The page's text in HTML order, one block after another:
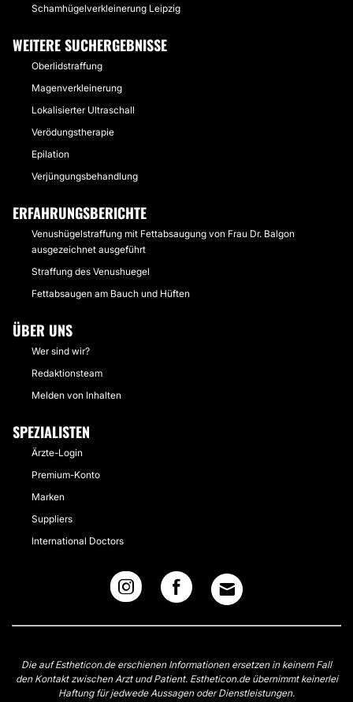
Schamhügelverkleinerung Leipzig
WEITERE SUCHERGEBNISSE
Oberlidstraffung
Magenverkleinerung
Lokalisierter Ultraschall
Verödungstherapie
Epilation
Verjüngungsbehandlung
ERFAHRUNGSBERICHTE
Venushügelstraffung mit Fettabsaugung von Frau Dr. Balgon
ausgezeichnet ausgeführt
Straffung des Venushuegel
Fettabsaugen am Bauch und Hüften
ÜBER UNS
Wer sind wir?
Redaktionsteam
Melden von Inhalten
SPEZIALISTEN
Ärzte-Login
Premium-Konto
Marken
Suppliers
International Doctors
Die auf Estheticon.de erschienen Informationen ersetzen in keinem Fall
den Kontakt zwischen Arzt und Patient. Estheticon.de übernimmt keinerlei
Haftung für jedwede Aussagen oder Dienstleistungen.